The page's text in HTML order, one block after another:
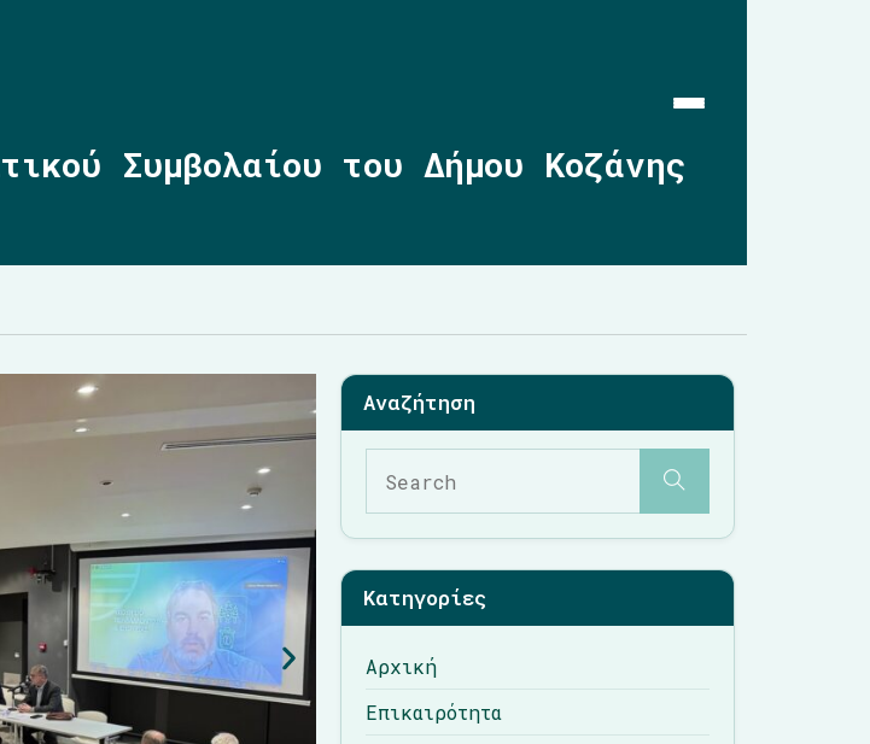
2019-2023
2014-2019
2010-2014
Σημαντικές Παρεμβάσεις
Multimedia
Λάζαρος Μαλούτας
Επικοινωνία
Συμβολαίου του Δήμου Κοζάνης
Κατηγορίες
Αρχική
Επικαιρότητα